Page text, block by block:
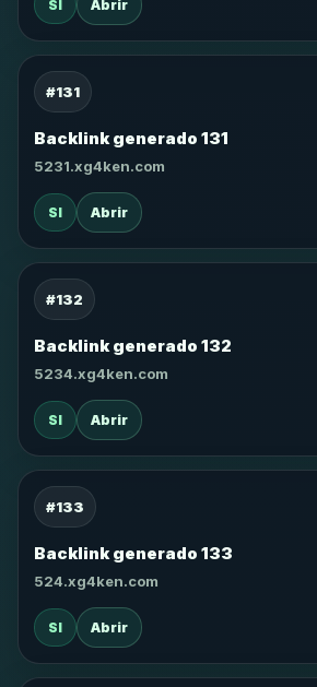
SI Abrir
#131
Backlink generado 131
5231.xg4ken.com
SI Abrir
#132
Backlink generado 132
5234.xg4ken.com
SI Abrir
#133
Backlink generado 133
524.xg4ken.com
SI Abrir